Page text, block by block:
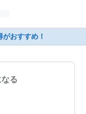
おすすめ！
る